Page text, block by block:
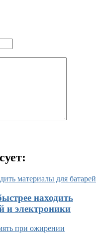
находить
и электроники